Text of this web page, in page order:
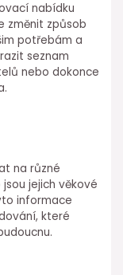
nabídku
změnit způsob
potřebám a
seznam
nebo dokonce
na různé
jejich věkové
informace
které